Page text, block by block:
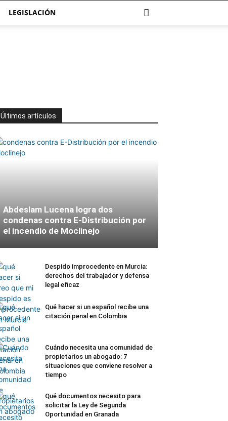
LEGISLACIÓN
Últimos artículos
Abdeslam Lucena logra dos
condenas contra E-Distribución por
el incendio de Moclinejo
Despido improcedente en Murcia:
derechos del trabajador y defensa
legal eficaz
Qué hacer si un español recibe una
citación penal en Colombia
Cuándo necesita una comunidad de
propietarios un abogado: 7
situaciones que conviene resolver a
tiempo
Qué documentos necesito para
solicitar la Ley de Segunda
Oportunidad en Granada